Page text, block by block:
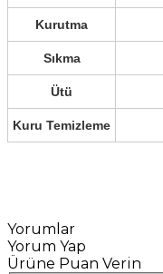
Kurutma
Sıkma
Ütü
Kuru Temizleme
Yorumlar
Yorum Yap
Ürüne Puan Verin